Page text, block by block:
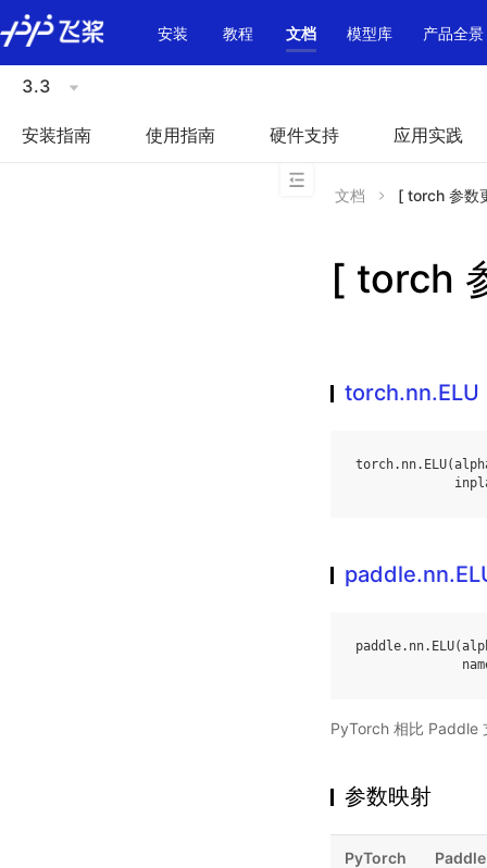
\u200E
安装
教程 文档 模型库 产品全景
3.3
安装指南 使用指南 硬件支持 应用实践
文档 [ torch 参数
[ torch
torch.nn.ELU
torch. nn. ELU(
paddle. nn. ELU(
PyTorch 相比 Paddle
参数映射
PyTorch